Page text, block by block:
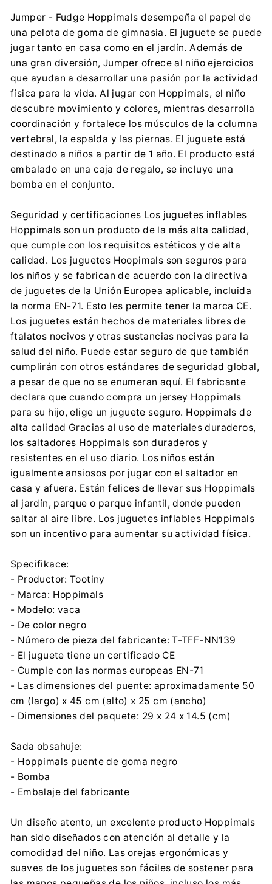
biuro@tootiny.com
0048 660 634 900
Importador:
SNIBBS Sp. z o.o.
Trzebiatowska 16, 60-432 Poznań
biuro@tootiny.com
0048 660 634 900
Jumper - Fudge Hoppimals desempeña el papel de
una pelota de goma de gimnasia. El juguete se puede
jugar tanto en casa como en el jardín. Además de
una gran diversión, Jumper ofrece al niño ejercicios
que ayudan a desarrollar una pasión por la actividad
física para la vida. Al jugar con Hoppimals, el niño
descubre movimiento y colores, mientras desarrolla
coordinación y fortalece los músculos de la columna
vertebral, la espalda y las piernas. El juguete está
destinado a niños a partir de 1 año. El producto está
embalado en una caja de regalo, se incluye una
bomba en el conjunto.
Seguridad y certificaciones Los juguetes inflables
Hoppimals son un producto de la más alta calidad,
que cumple con los requisitos estéticos y de alta
calidad. Los juguetes Hoopimals son seguros para
los niños y se fabrican de acuerdo con la directiva
de juguetes de la Unión Europea aplicable, incluida
la norma EN-71. Esto les permite tener la marca CE.
Los juguetes están hechos de materiales libres de
ftalatos nocivos y otras sustancias nocivas para la
salud del niño. Puede estar seguro de que también
cumplirán con otros estándares de seguridad global,
a pesar de que no se enumeran aquí. El fabricante
declara que cuando compra un jersey Hoppimals
para su hijo, elige un juguete seguro. Hoppimals de
alta calidad Gracias al uso de materiales duraderos,
los saltadores Hoppimals son duraderos y
resistentes en el uso diario. Los niños están
igualmente ansiosos por jugar con el saltador en
casa y afuera. Están felices de llevar sus Hoppimals
al jardín, parque o parque infantil, donde pueden
saltar al aire libre. Los juguetes inflables Hoppimals
son un incentivo para aumentar su actividad física.
Specifikace:
- Productor: Tootiny
- Marca: Hoppimals
- Modelo: vaca
- De color negro
- Número de pieza del fabricante: T-TFF-NN139
- El juguete tiene un certificado CE
- Cumple con las normas europeas EN-71
- Las dimensiones del puente: aproximadamente 50
cm (largo) x 45 cm (alto) x 25 cm (ancho)
- Dimensiones del paquete: 29 x 24 x 14.5 (cm)
Sada obsahuje:
- Hoppimals puente de goma negro
- Bomba
- Embalaje del fabricante
Un diseño atento, un excelente producto Hoppimals
han sido diseñados con atención al detalle y la
comodidad del niño. Las orejas ergonómicas y
suaves de los juguetes son fáciles de sostener para